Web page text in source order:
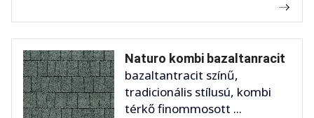
Naturo kombi bazaltanracit
bazaltantracit színű,
tradicionális stílusú, kombi
térkő finommosott ...